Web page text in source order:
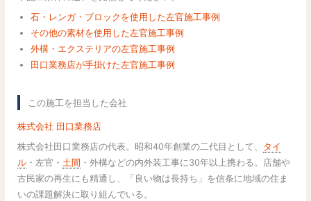
石・レンガ・ブロックを使用した左官施工事例
その他の素材を使用した左官施工事例
外構・エクステリアの左官施工事例
田口業務店が手掛けた左官施工事例
この施工を担当した会社
株式会社 田口業務店
株式会社田口業務店の代表。昭和40年創業の二代目として、 タイ
ル・左官・ 土間 ・外構などの内外装工事に30年以上携わる。店舗や
古民家の再生にも精通し、「良い物は長持ち」を信条に地域の住ま
いの課題解決に取り組んでいる。